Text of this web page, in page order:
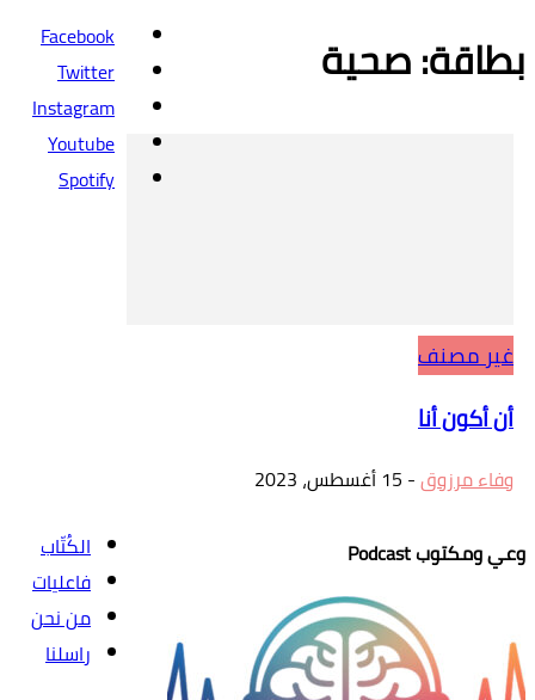
بطاقة: صحية
غير مصنف
أن أكون أنا
وفاء مرزوق- 15 أغسطس، 2023
وعي ومكتوب Podcast
الكُتّاب
فاعليات
من نحن
راسلنا
Facebook
Twitter
Instagram
Youtube
Spotify